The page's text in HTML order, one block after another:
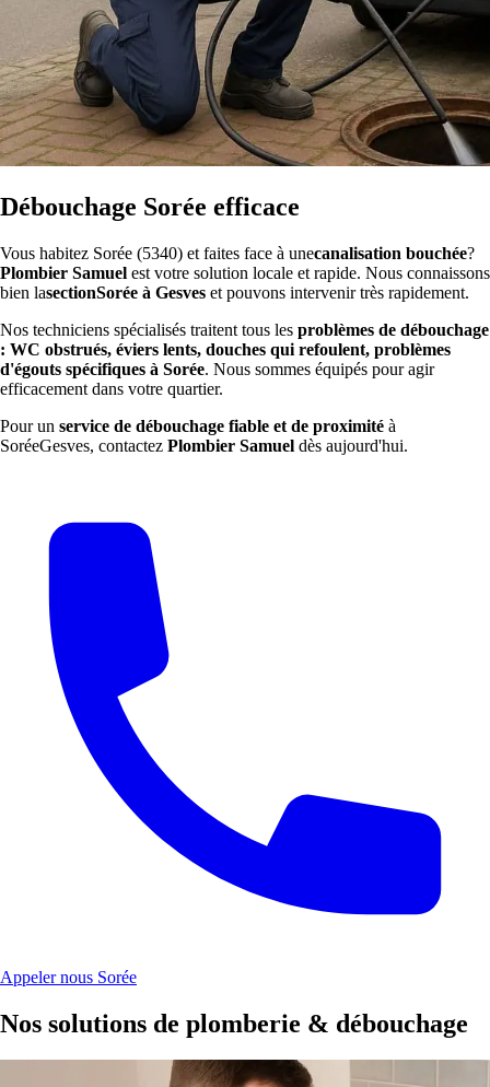
Débouchage Sorée efficace
Vous habitez Sorée (5340) et faites face à unecanalisation bouchée?
Plombier Samuel est votre solution locale et rapide. Nous connaissons
bien lasectionSorée à Gesves et pouvons intervenir très rapidement.
Nos techniciens spécialisés traitent tous les problèmes de débouchage
: WC obstrués, éviers lents, douches qui refoulent, problèmes
d'égouts spécifiques à Sorée. Nous sommes équipés pour agir
efficacement dans votre quartier.
Pour un service de débouchage fiable et de proximité à
SoréeGesves, contactez Plombier Samuel dès aujourd'hui.
Appeler nous Sorée
Nos solutions de plomberie & débouchage